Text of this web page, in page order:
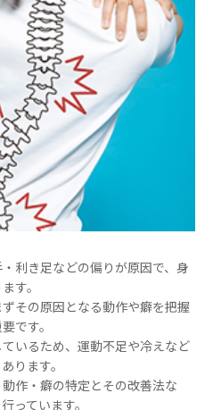
利き足などの偏りが原因で、身
す。
その原因となる動作や癖を把握
です。
いるため、運動不足や冷えなど
ります。
作・癖の特定とその改善法な
っています。